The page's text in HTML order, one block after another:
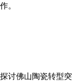
。
讨佛山陶瓷转型